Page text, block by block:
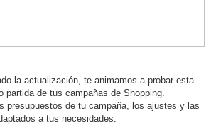
la actualización, te animamos a probar esta
partida de tus campañas de Shopping.
presupuestos de tu campaña, los ajustes y las
a tus necesidades.